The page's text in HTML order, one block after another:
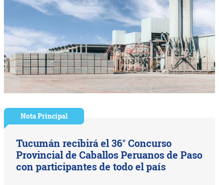
Nota Principal
Tucumán recibirá el 36° Concurso
Provincial de Caballos Peruanos de Paso
con participantes de todo el país